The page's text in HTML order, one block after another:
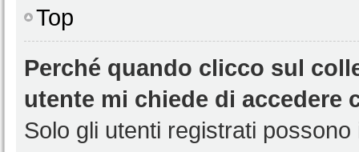
Top
Perché quando clicco sul
utente mi chiede di accedere
Solo gli utenti registrati